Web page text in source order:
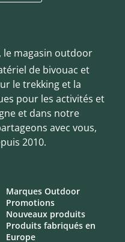
, le magasin outdoor
de bivouac et
le trekking et la
pour les activités et
et dans notre
avec vous,
2010.
Marques Outdoor
Promotions
Nouveaux produits
Produits fabriqués en
Europe